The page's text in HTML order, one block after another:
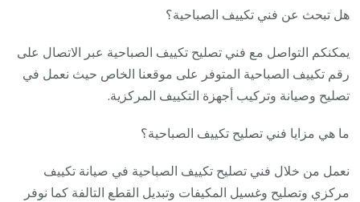
هل تبحث عن فني تكييف الصباحية؟
يمكنكم التواصل مع فني تصليح تكييف الصباحية عبر الاتصال على
رقم تكييف الصباحية المتوفر على موقعنا الخاص حيث نعمل في
تصليح وصيانة وتركيب أجهزة التكييف المركزية.
ما هي مزايا فني تصليح تكييف الصباحية؟
نعمل من خلال فني تصليح تكييف الصباحية في صيانة تكييف
مركزي وتصليح وغسيل المكيفات وتبديل القطع التالفة كما نوفر